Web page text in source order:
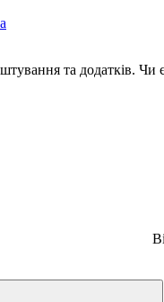
та додатків. Чи